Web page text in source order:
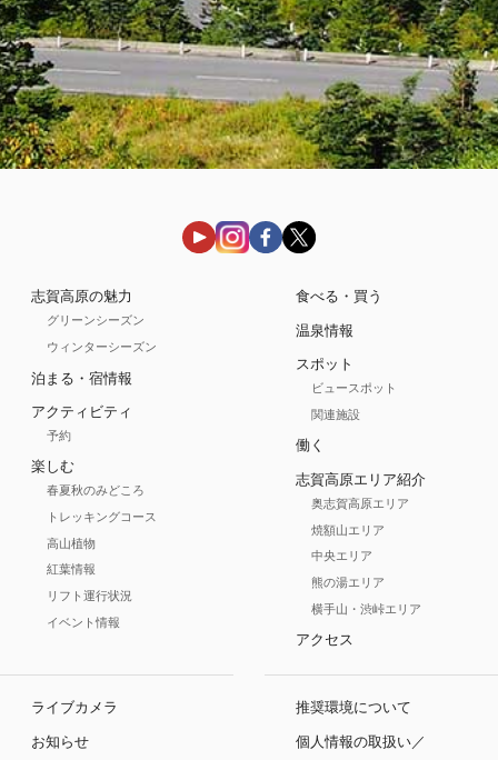
志賀高原の魅力
グリーンシーズン
ウィンターシーズン
泊まる・宿情報
アクティビティ
予約
楽しむ
春夏秋のみどころ
トレッキングコース
高山植物
紅葉情報
リフト運行状況
イベント情報
食べる・買う
温泉情報
スポット
ビュースポット
関連施設
働く
志賀高原エリア紹介
奥志賀高原エリア
焼額山エリア
中央エリア
熊の湯エリア
横手山・渋峠エリア
アクセス
ライブカメラ
お知らせ
推奨環境について
個人情報の取扱い／